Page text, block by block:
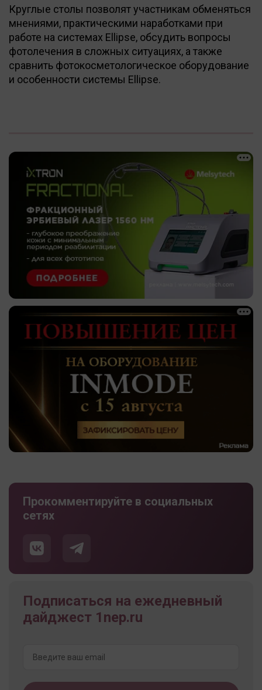
Круглые столы позволят участникам обменяться
мнениями, практическими наработками при
работе на системах Ellipse, обсудить вопросы
фотолечения в сложных ситуациях, а также
сравнить фотокосметологическое оборудование
и особенности системы Ellipse.
Прокомментируйте в социальных
сетях
Подписаться на ежедневный
дайджест 1nep.ru